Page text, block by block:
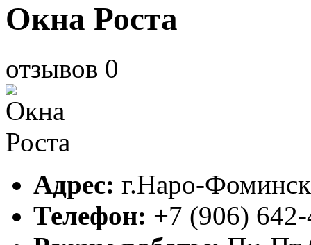
Окна Роста
отзывов 0
Адрес: г.Наро-Фоминск
Телефон: +7 (906)